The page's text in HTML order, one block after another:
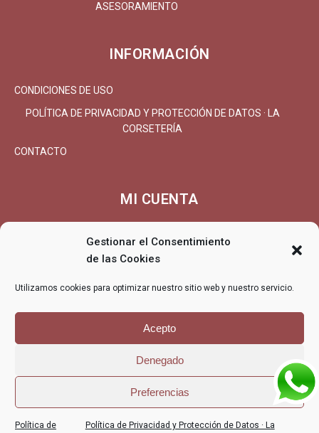
Gestionar el Consentimiento
de las Cookies
Utilizamos cookies para optimizar nuestro sitio web y nuestro servicio.
Acepto
Denegado
Preferencias
Política de Política de Privacidad y Protección de Datos · La
ASESORAMIENTO
INFORMACIÓN
CONDICIONES DE USO
POLÍTICA DE PRIVACIDAD Y PROTECCIÓN DE DATOS · LA
CORSETERÍA
CONTACTO
MI CUENTA
MI CUENTA/REGISTRARSE
CARRITO
DEVOLUCIONES/REEMBOLSO
© La Corsetería - La Corsetería, lencería, corsetería, especialistas
POLÍTICA DE PRIVACIDAD Y PROTECCIÓN
POLÍTICA DE